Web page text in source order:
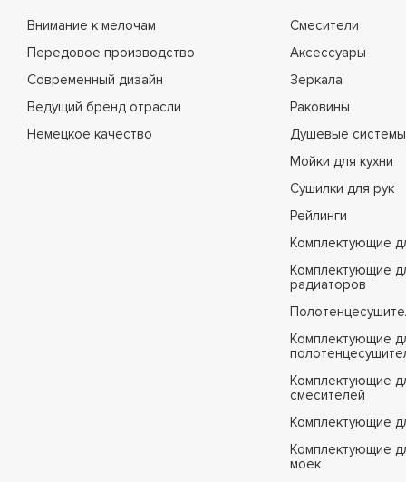
Внимание к мелочам
Передовое производство
Современный дизайн
Ведущий бренд отрасли
Немецкое качество
Смесители
Аксессуары
Зеркала
Раковины
Душевые системы
Мойки для кухни
Сушилки для рук
Рейлинги
Комплектующие
Комплектующие
радиаторов
Комплектующие
Комплектующие
смесителей
Комплектующие
Комплектующие
моек